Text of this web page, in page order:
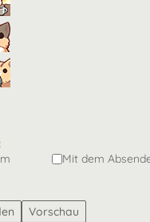
Mit dem